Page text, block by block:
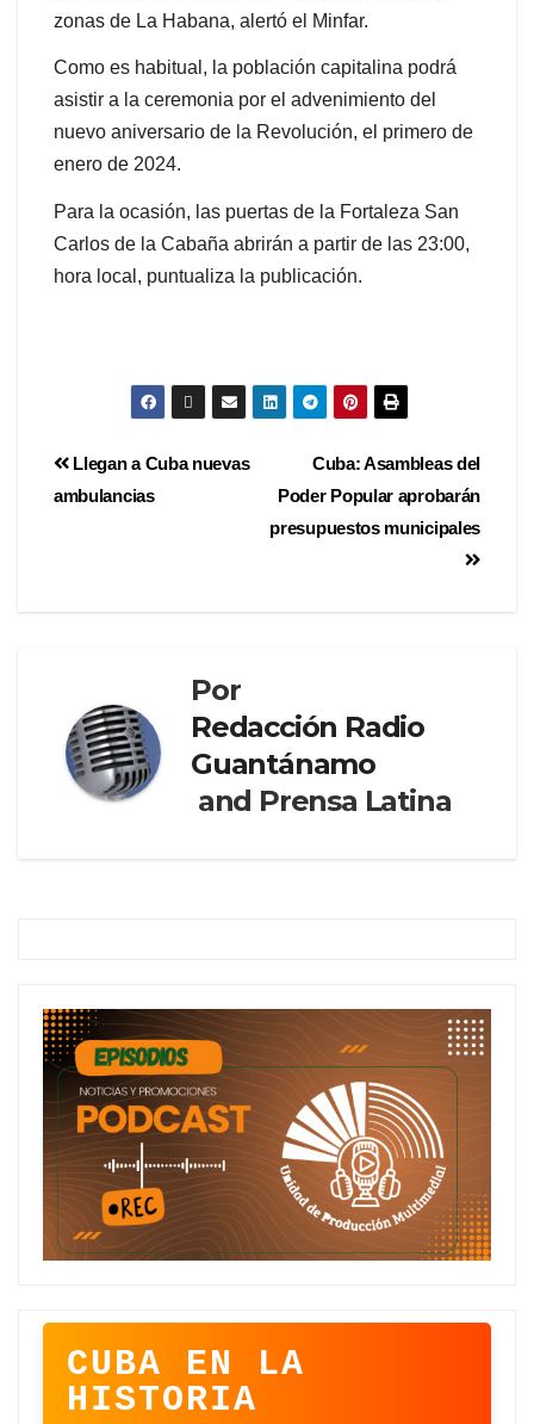
zonas de La Habana, alertó el Minfar.
Como es habitual, la población capitalina podrá
asistir a la ceremonia por el advenimiento del
nuevo aniversario de la Revolución, el primero de
enero de 2024.
Para la ocasión, las puertas de la Fortaleza San
Carlos de la Cabaña abrirán a partir de las 23:00,
hora local, puntualiza la publicación.
Cuba: Asambleas del
Poder Popular aprobarán
presupuestos municipales
Llegan a Cuba nuevas
ambulancias
Por
Redacción Radio
Guantánamo
and Prensa Latina
CUBA EN LA
HISTORIA